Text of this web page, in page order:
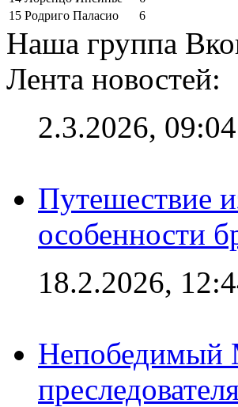
15 Родриго Паласио 6
Наша группа
Лента новостей:
2.3.2026, 09:04
Путешествие
особенности
18.2.2026,
Непобедимый